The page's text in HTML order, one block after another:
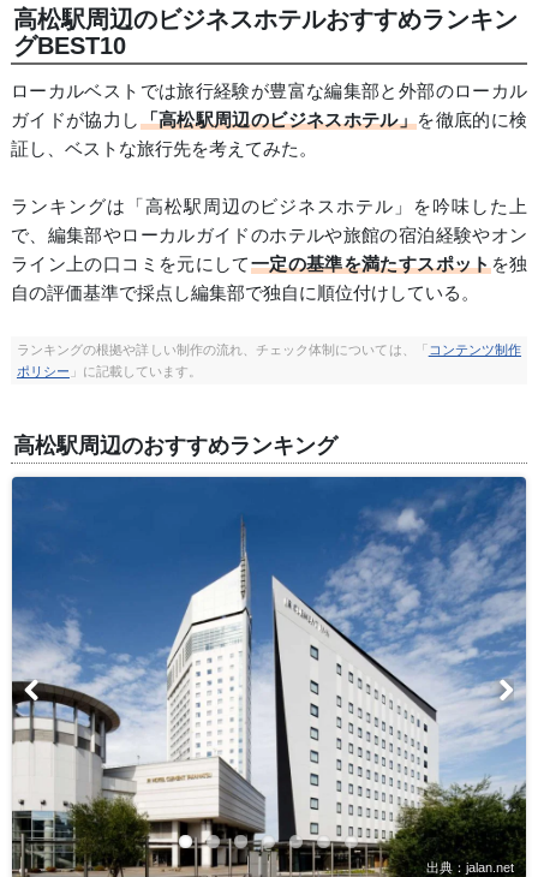
高松駅周辺のビジネスホテルおすすめランキン
グBEST10
ローカルベストでは旅行経験が豊富な編集部と外部のローカル
ガイドが協力し「高松駅周辺のビジネスホテル」を徹底的に検
証し、ベストな旅行先を考えてみた。
ランキングは「高松駅周辺のビジネスホテル」を吟味した上
で、編集部やローカルガイドのホテルや旅館の宿泊経験やオン
ライン上の口コミを元にして一定の基準を満たすスポットを独
自の評価基準で採点し編集部で独自に順位付けしている。
ランキングの根拠や詳しい制作の流れ、チェック体制については、「 コンテンツ制作
ポリシー 」に記載しています。
高松駅周辺のおすすめランキング
出典：jalan.net